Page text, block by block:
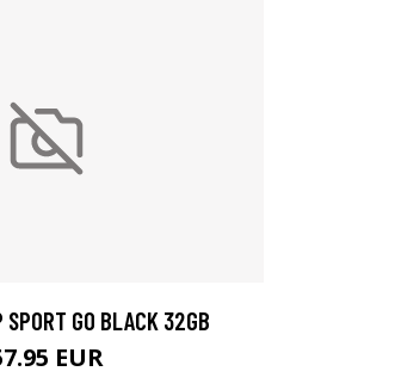
GO BLACK 32GB
EUR